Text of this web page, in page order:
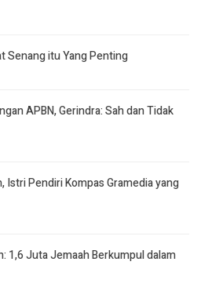
Senang itu Yang Penting
APBN, Gerindra: Sah dan Tidak
Istri Pendiri Kompas Gramedia yang
1,6 Juta Jemaah Berkumpul dalam